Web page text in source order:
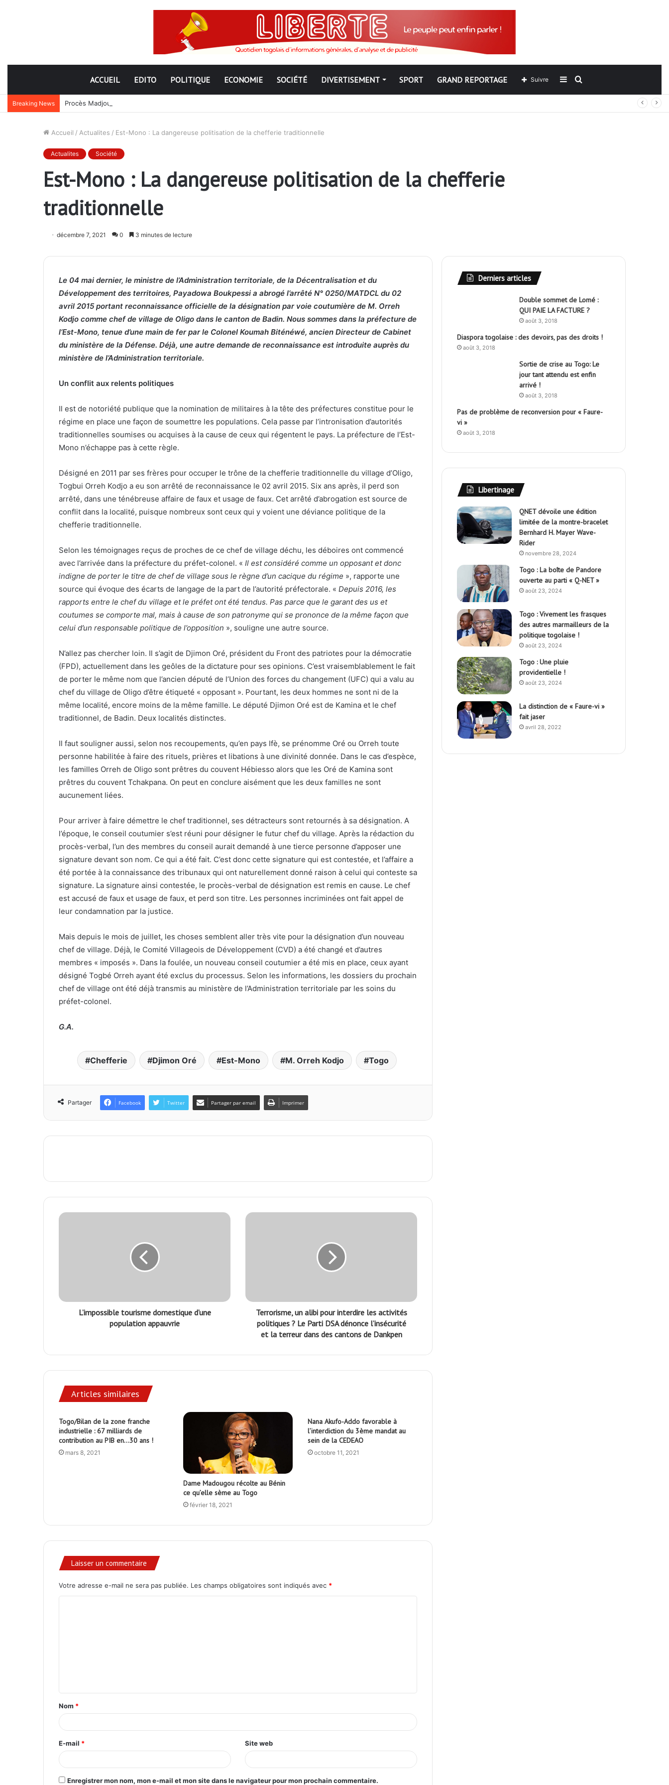
ACCUEIL EDITO POLITIQUE ECONOMIE SOCIÉTÉ DIVERTISEMENT SPORT GRAND REPORTAGE Rechercher
Sidebar
(barre
Suivre
Breaking News Procès Madjoulba : une farce judiciaire qui cache mal la tradition du crime au sein de l’armée des Gnassingbé
Accueil / Actualites / Est-Mono : La dangereuse politisation de la chefferie traditionnelle
Actualites Société
Est-Mono : La dangereuse politisation de la chefferie
traditionnelle
décembre 7, 2021 0 3 minutes de lecture
Le 04 mai dernier, le ministre de l’Administration territoriale, de la Décentralisation et du
Développement des territoires, Payadowa Boukpessi a abrogé l’arrêté N° 0250/MATDCL du 02
avril 2015 portant reconnaissance officielle de la désignation par voie coutumière de M. Orreh
Kodjo comme chef de village de Oligo dans le canton de Badin. Nous sommes dans la préfecture de
l’Est-Mono, tenue d’une main de fer par le Colonel Koumah Biténéwé, ancien Directeur de Cabinet
du ministère de la Défense. Déjà, une autre demande de reconnaissance est introduite auprès du
ministère de l’Administration territoriale.
Un conflit aux relents politiques
Il est de notoriété publique que la nomination de militaires à la tête des préfectures constitue pour le
régime en place une façon de soumettre les populations. Cela passe par l’intronisation d’autorités
traditionnelles soumises ou acquises à la cause de ceux qui régentent le pays. La préfecture de l’Est-
Mono n’échappe pas à cette règle.
Désigné en 2011 par ses frères pour occuper le trône de la chefferie traditionnelle du village d’Oligo,
Togbui Orreh Kodjo a eu son arrêté de reconnaissance le 02 avril 2015. Six ans après, il perd son
arrêté, dans une ténébreuse affaire de faux et usage de faux. Cet arrêté d’abrogation est source de
conflit dans la localité, puisque nombreux sont ceux qui y voient une déviance politique de la
chefferie traditionnelle.
Selon les témoignages reçus de proches de ce chef de village déchu, les déboires ont commencé
avec l’arrivée dans la préfecture du préfet-colonel. « Il est considéré comme un opposant et donc
indigne de porter le titre de chef de village sous le règne d’un cacique du régime », rapporte une
source qui évoque des écarts de langage de la part de l’autorité préfectorale. « Depuis 2016, les
rapports entre le chef du village et le préfet ont été tendus. Pas parce que le garant des us et
coutumes se comporte mal, mais à cause de son patronyme qui se prononce de la même façon que
celui d’un responsable politique de l’opposition », souligne une autre source.
N’allez pas chercher loin. Il s’agit de Djimon Oré, président du Front des patriotes pour la démocratie
(FPD), actuellement dans les geôles de la dictature pour ses opinions. C’est vraisemblablement le fait
de porter le même nom que l’ancien député de l’Union des forces du changement (UFC) qui a valu au
chef du village de Oligo d’être étiqueté « opposant ». Pourtant, les deux hommes ne sont ni de la
même localité, encore moins de la même famille. Le député Djimon Oré est de Kamina et le chef
traditionnel, de Badin. Deux localités distinctes.
Il faut souligner aussi, selon nos recoupements, qu’en pays Ifè, se prénomme Oré ou Orreh toute
personne habilitée à faire des rituels, prières et libations à une divinité donnée. Dans le cas d’espèce,
les familles Orreh de Oligo sont prêtres du couvent Hébiesso alors que les Oré de Kamina sont
prêtres du couvent Tchakpana. On peut en conclure aisément que les deux familles ne sont
aucunement liées.
Pour arriver à faire démettre le chef traditionnel, ses détracteurs sont retournés à sa désignation. A
l’époque, le conseil coutumier s’est réuni pour désigner le futur chef du village. Après la rédaction du
procès-verbal, l’un des membres du conseil aurait demandé à une tierce personne d’apposer une
signature devant son nom. Ce qui a été fait. C’est donc cette signature qui est contestée, et l’affaire a
été portée à la connaissance des tribunaux qui ont naturellement donné raison à celui qui conteste sa
signature. La signature ainsi contestée, le procès-verbal de désignation est remis en cause. Le chef
est accusé de faux et usage de faux, et perd son titre. Les personnes incriminées ont fait appel de
leur condamnation par la justice.
Mais depuis le mois de juillet, les choses semblent aller très vite pour la désignation d’un nouveau
chef de village. Déjà, le Comité Villageois de Développement (CVD) a été changé et d’autres
membres « imposés ». Dans la foulée, un nouveau conseil coutumier a été mis en place, ceux ayant
désigné Togbé Orreh ayant été exclus du processus. Selon les informations, les dossiers du prochain
chef de village ont été déjà transmis au ministère de l’Administration territoriale par les soins du
préfet-colonel.
G.A.
Chefferie Djimon Oré Est-Mono M. Orreh Kodjo Togo
Partager Facebook Twitter Partager par email Imprimer
L’impossible tourisme domestique d’une
population appauvrie
Terrorisme, un alibi pour interdire les activités
politiques ? Le Parti DSA dénonce l’insécurité
et la terreur dans des cantons de Dankpen
Articles similaires
Togo/Bilan de la zone franche
industrielle : 67 milliards de
contribution au PIB en…30 ans !
mars 8, 2021
Dame Madougou récolte au Bénin
ce qu’elle sème au Togo
février 18, 2021
Nana Akufo-Addo favorable à
l’interdiction du 3ème mandat au
sein de la CEDEAO
octobre 11, 2021
Laisser un commentaire
Votre adresse e-mail ne sera pas publiée. Les champs obligatoires sont indiqués avec *
t
a
e
*
Nom *
E-mail * Site web
Enregistrer mon nom, mon e-mail et mon site dans le navigateur pour mon prochain commentaire.
Derniers articles
Double sommet de Lomé :
QUI PAIE LA FACTURE ?
août 3, 2018
Diaspora togolaise : des devoirs, pas des droits !
août 3, 2018
Sortie de crise au Togo: Le
jour tant attendu est enfin
arrivé !
août 3, 2018
Pas de problème de reconversion pour « Faure-
vi »
août 3, 2018
Libertinage
QNET dévoile une édition
limitée de la montre-bracelet
Bernhard H. Mayer Wave-
Rider
novembre 28, 2024
Togo : La boîte de Pandore
ouverte au parti « Q-NET »
août 23, 2024
Togo : Vivement les frasques
des autres marmailleurs de la
politique togolaise !
août 23, 2024
Togo : Une pluie
providentielle !
août 23, 2024
La distinction de « Faure-vi »
fait jaser
avril 28, 2022